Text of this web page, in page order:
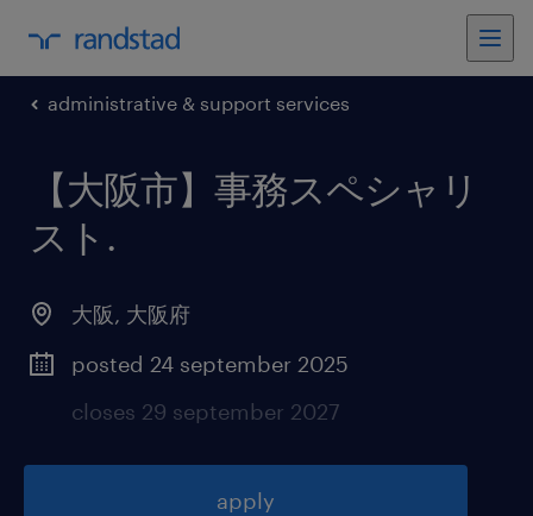
administrative & support services
【大阪市】事務スペシャリ
スト .
大阪, 大阪府
posted 24 september 2025
closes 29 september 2027
apply